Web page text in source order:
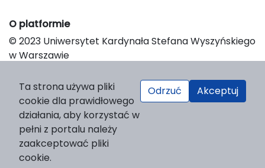
O platformie
© 2023 Uniwersytet Kardynała Stefana Wyszyńskiego
w Warszawie
Platform & Workflow by OJS/PKP
Ta strona używa pliki
cookie dla prawidłowego
działania, aby korzystać w
pełni z portalu należy
zaakceptować pliki
cookie.
Odrzuć Akceptuj